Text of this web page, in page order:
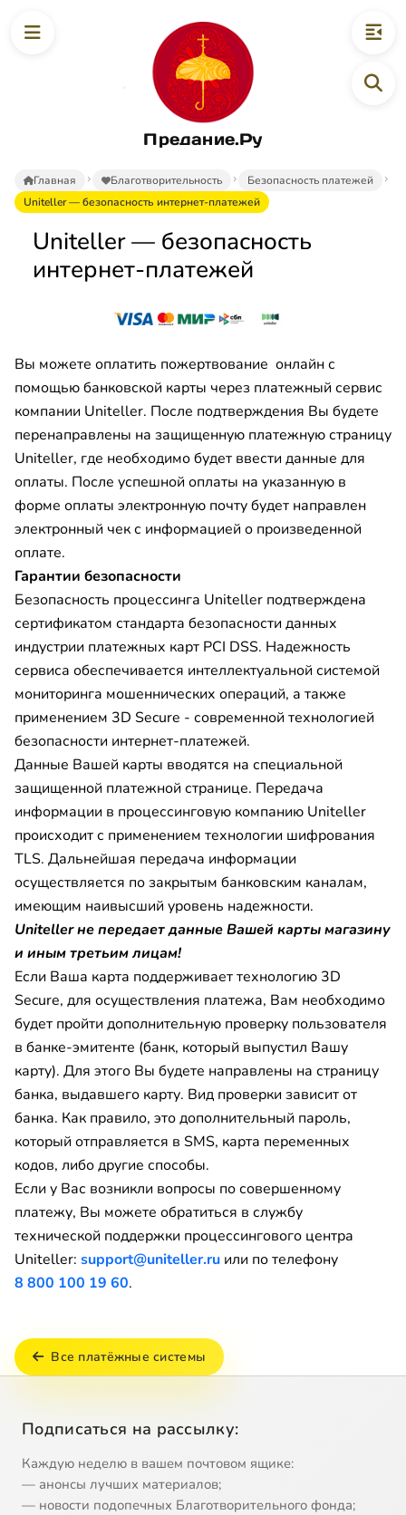
Предание.Ру
Главная Благотворительность
Безопасность платежей
Uniteller — безопасность интернет-платежей
Uniteller — безопасность
интернет-платежей
Вы можете оплатить пожертвование онлайн с
помощью банковской карты через платежный сервис
компании Uniteller. После подтверждения Вы будете
перенаправлены на защищенную платежную страницу
Uniteller, где необходимо будет ввести данные для
оплаты. После успешной оплаты на указанную в
форме оплаты электронную почту будет направлен
электронный чек с информацией о произведенной
оплате.
Гарантии безопасности
Безопасность процессинга Uniteller подтверждена
сертификатом стандарта безопасности данных
индустрии платежных карт PCI DSS. Надежность
сервиса обеспечивается интеллектуальной системой
мониторинга мошеннических операций, а также
применением 3D Secure - современной технологией
безопасности интернет-платежей.
Данные Вашей карты вводятся на специальной
защищенной платежной странице. Передача
информации в процессинговую компанию Uniteller
происходит с применением технологии шифрования
TLS. Дальнейшая передача информации
осуществляется по закрытым банковским каналам,
имеющим наивысший уровень надежности.
Uniteller не передает данные Вашей карты магазину
и иным третьим лицам!
Если Ваша карта поддерживает технологию 3D
Secure, для осуществления платежа, Вам необходимо
будет пройти дополнительную проверку пользователя
в банке-эмитенте (банк, который выпустил Вашу
карту). Для этого Вы будете направлены на страницу
банка, выдавшего карту. Вид проверки зависит от
банка. Как правило, это дополнительный пароль,
который отправляется в SMS, карта переменных
кодов, либо другие способы.
Если у Вас возникли вопросы по совершенному
платежу, Вы можете обратиться в службу
технической поддержки процессингового центра
Uniteller: support@uniteller.ru или по телефону
8 800 100 19 60.
Все платёжные системы
Подписаться на рассылку:
Каждую неделю в вашем почтовом ящике:
— анонсы лучших материалов;
— новости подопечных Благотворительного фонда;